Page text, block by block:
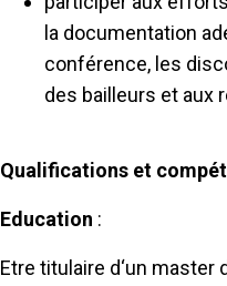
la documentation
conférence, les
des bailleurs et aux
Qualifications et
Education :
Etre titulaire d‘un